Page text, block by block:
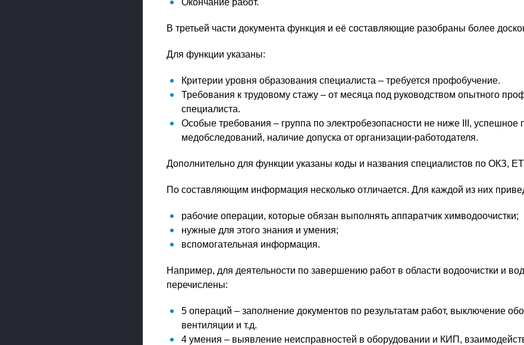
Окончание работ.
В третьей части документа функция и её составляющие разобраны более
Для функции указаны:
Критерии уровня образования специалиста – требуется профобучение.
Требования к трудовому стажу – от месяца под руководством опытного
специалиста.
Особые требования – группа по электробезопасности не ниже III, успешное
медобследований, наличие допуска от организации-работодателя.
Дополнительно для функции указаны коды и названия специалистов по ОКЗ,
По составляющим информация несколько отличается. Для каждой из них
рабочие операции, которые обязан выполнять аппаратчик химводоочистки;
нужные для этого знания и умения;
вспомогательная информация.
Например, для деятельности по завершению работ в области водоочистки и
перечислены:
5 операций – заполнение документов по результатам работ, выключение
вентиляции и т.д.
4 умения – выявление неисправностей в оборудовании и КИП,